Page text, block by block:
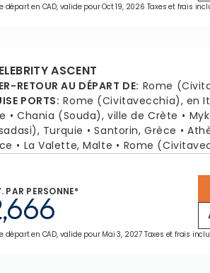
départ en CAD, valide pour Oct 19, 2026 Taxes et frais
ASCENT
RETOUR AU DÉPART DE: Rome
PORTS: Rome (Civitavecchia), en
Chania (Souda), ville de Crète
Turquie
Santorin, Grèce
La Valette, Malte Rome
PAR PERSONNE*
départ en CAD, valide pour Mai 3, 2027 Taxes et frais